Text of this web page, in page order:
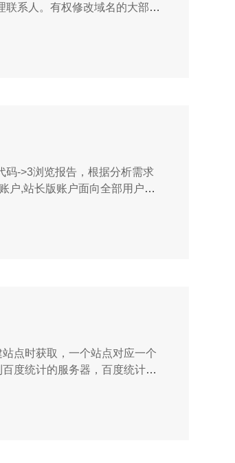
系人。有权修改域名的大部分
码->3浏览报告，根据分析需求
户,站长版账户面向全部用户开
点时获取，一个站点对应一个
度统计的服务器，百度统计根